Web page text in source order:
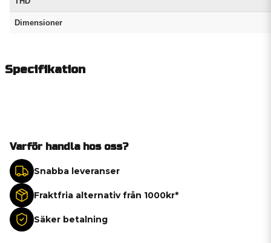
Dimensioner
Specifikation
Varför handla hos oss?
Snabba leveranser
Fraktfria alternativ från 1000kr*
Säker betalning